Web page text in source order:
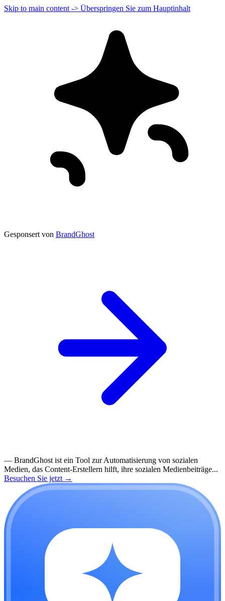
Skip to main content -> Überspringen Sie zum Hauptinhalt
Gesponsert von BrandGhost
— BrandGhost ist ein Tool zur Automatisierung von sozialen
Medien, das Content-Erstellern hilft, ihre sozialen Medienbeiträge...
Besuchen Sie jetzt →